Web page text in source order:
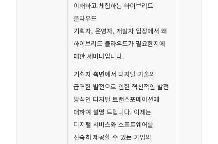
이해하고 체험하는 하이브리드
클라우드
기획자, 운영자, 개발자 입장에서 왜
하이브리드 클라우드가 필요한지에
대한 세미나입니다.
기획자 측면에서 디지털 기술의
급격한 발전으로 인한 혁신적인 발전
방식인 디지털 트랜스포메이션에
대하여 설명 드립니다. 이제는
디지털 서비스와 소프트웨어를
신속히 제공할 수 있는 기업의